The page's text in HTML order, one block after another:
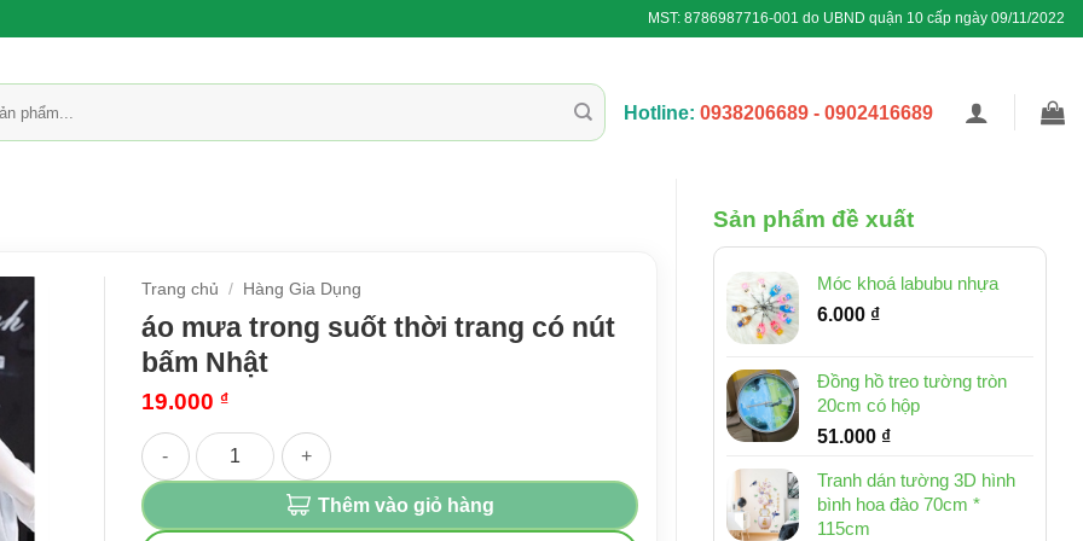
MST: 8786987716-001 do UBND quận 10 cấp ngày 09/11/2022
Hotline: 0938206689 - 0902416689
Sản phẩm đề xuất
Móc khoá labubu nhựa
6.000 ₫
Đồng hồ treo tường tròn
20cm có hộp
51.000 ₫
Tranh dán tường 3D hình
bình hoa đào 70cm *
115cm
Trang chủ / Hàng Gia Dụng
áo mưa trong suốt thời trang có nút
bấm Nhật
19.000 ₫
áo mưa trong suốt thời trang có nút bấm Nhật số lượng
Thêm vào giỏ hàng